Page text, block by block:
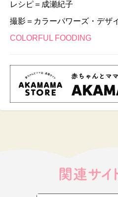
レシピ＝成瀬紀子
撮影＝カラーパワーズ・デザ
COLORFUL FOODING